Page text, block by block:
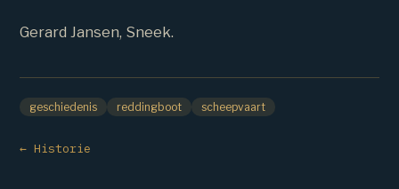
Gerard Jansen, Sneek.
geschiedenis reddingboot scheepvaart
← Historie